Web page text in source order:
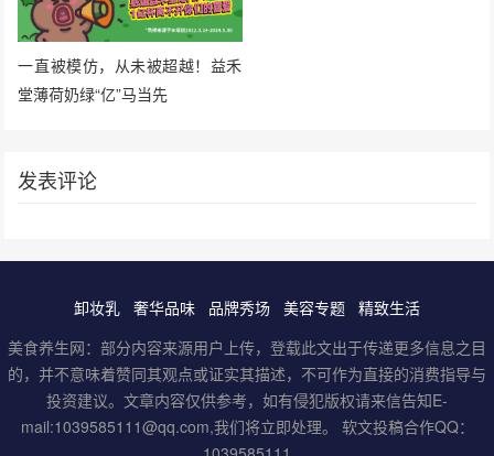
一直被模仿，从未被超越！益禾
堂薄荷奶绿“亿”马当先
发表评论
卸妆乳 奢华品味 品牌秀场 美容专题 精致生活
美食养生网：部分内容来源用户上传，登载此文出于传递更多信息之目
的，并不意味着赞同其观点或证实其描述，不可作为直接的消费指导与
投资建议。文章内容仅供参考，如有侵犯版权请来信告知E-
mail:1039585111@qq.com,我们将立即处理。 软文投稿合作QQ：